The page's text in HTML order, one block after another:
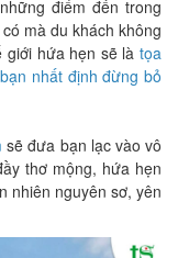
điểm đến trong
mà du khách không
hứa hẹn sẽ là tọa
nhất định đừng bỏ
sẽ đưa bạn lạc vào vô
thơ mộng, hứa hẹn
nhiên nguyên sơ, yên